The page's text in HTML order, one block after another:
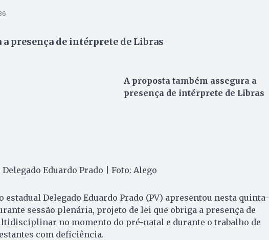
presença de intérprete de Libras
A proposta também assegura a
presença de intérprete de Libras
Eduardo Prado | Foto: Alego
estadual Delegado Eduardo Prado (PV) apresentou nesta quinta-
sessão plenária, projeto de lei que obriga a presença de
no momento do pré-natal e durante o trabalho de
com deficiência.